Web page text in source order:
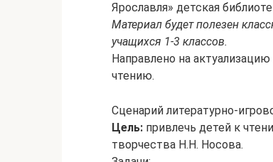
Ярославля» детская
Материал будет полезен
учащихся 1-3 классов.
Направлено на
чтению.
Сценарий литературно-
Цель: привлечь детей к
творчества Н.Н. Носова.